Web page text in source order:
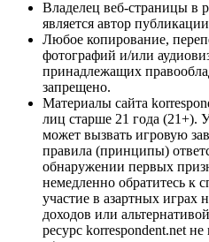
Владелец веб-страницы в
является автор
Любое копирование,
фотографий и/или
принадлежащих
запрещено.
Материалы сайта
лиц старше 21 года (21+).
может вызвать игровую
правила (принципы)
обнаружении первых
немедленно обратитесь к
участие в азартных играх
доходов или
ресурс korrespondent.net